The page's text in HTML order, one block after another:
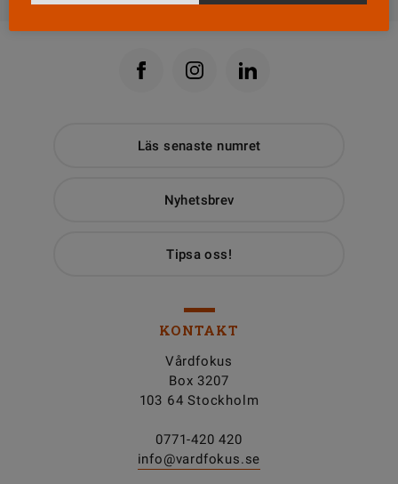
Läs senaste numret
Nyhetsbrev
Tipsa oss!
KONTAKT
Vårdfokus
Box 3207
103 64 Stockholm
0771-420 420
info@vardfokus.se